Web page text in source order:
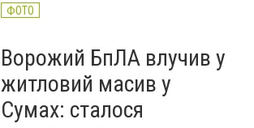
ФОТО
Ворожий БпЛА влучив у
житловий масив у
Сумах: сталося